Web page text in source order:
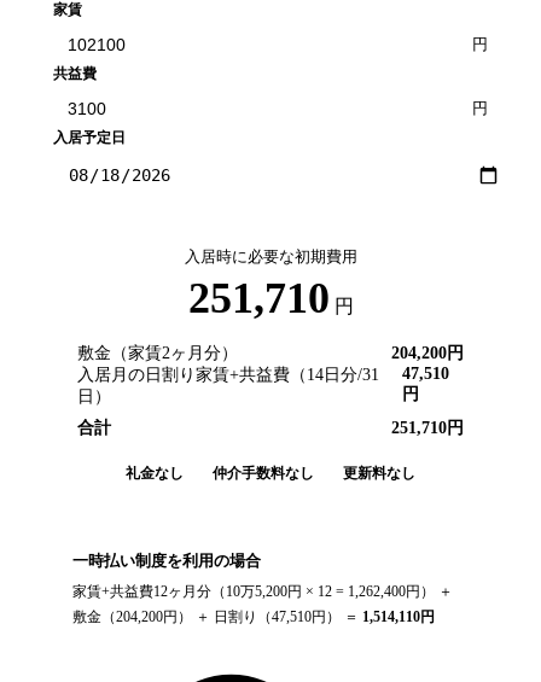
家賃
円
共益費
円
入居予定日
入居時に必要な初期費用
251,710 円
敷金（家賃2ヶ月分） 204,200 円
入居月の日割り家賃+共益費（ 14 日分/31
日）
47,510
円
合計
251,710 円
礼金なし 仲介手数料なし 更新料なし
一時払い制度を利用の場合
家賃+共益費12ヶ月分（ 10万5,200円 × 12 = 1,262,400円） ＋
敷金（204,200円） ＋ 日割り（47,510円） ＝ 1,514,110円